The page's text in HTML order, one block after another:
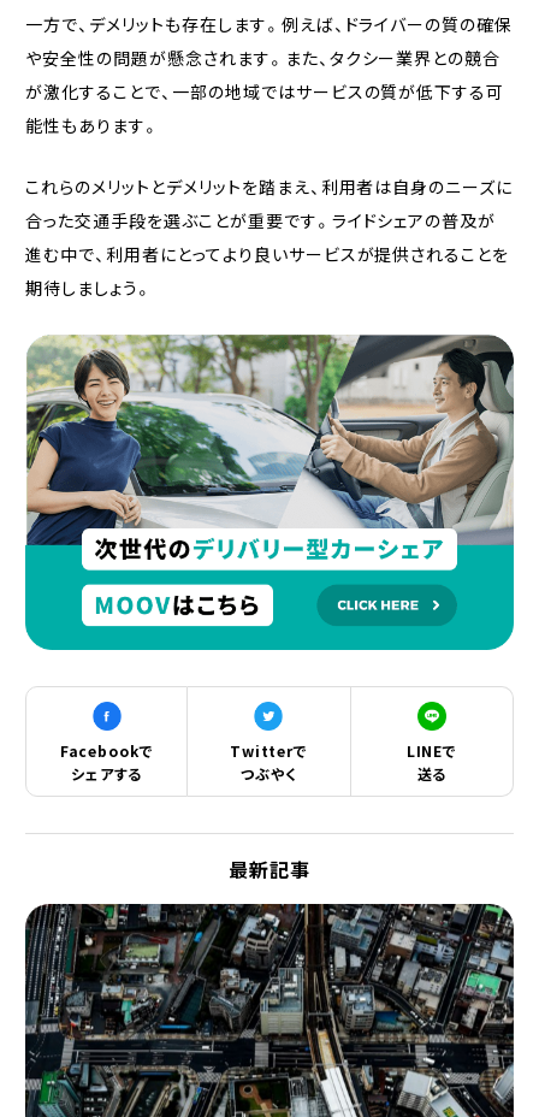
一方で、デメリットも存在します。例えば、ドライバーの質の確保
や安全性の問題が懸念されます。また、タクシー業界との競合
が激化することで、一部の地域ではサービスの質が低下する可
能性もあります。
これらのメリットとデメリットを踏まえ、利用者は自身のニーズに
合った交通手段を選ぶことが重要です。ライドシェアの普及が
進む中で、利用者にとってより良いサービスが提供されることを
期待しましょう。
Facebookで
シェアする
Twitterで
つぶやく
LINEで
送る
最新記事